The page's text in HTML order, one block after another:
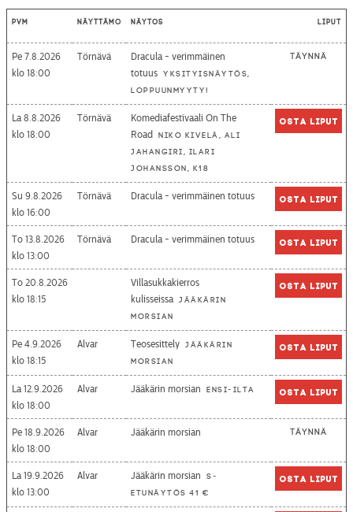
Pvm Näyttämö Näytös Liput
Pe 7.8.2026
18:00
Törnävä
Dracula - verimmäinen
totuus Yksityisnäytös,
loppuunmyyty!
Täynnä
La 8.8.2026
18:00
Törnävä
Komediafestivaali On The
Road
Niko Kivelä, Ali
Jahangiri, Ilari
Johansson, K18
Osta liput
Su 9.8.2026
16:00
Törnävä Dracula - verimmäinen totuus Osta liput
To 13.8.2026
13:00
Törnävä Dracula - verimmäinen totuus Osta liput
To 20.8.2026
18:15
Villasukkakierros
kulisseissa Jääkärin
morsian
Osta liput
Pe 4.9.2026
18:15
Alvar Teosesittely Jääkärin
morsian
Osta liput
La 12.9.2026
18:00
Alvar Jääkärin morsian Ensi-ilta Osta liput
Pe 18.9.2026
18:00
Alvar Jääkärin morsian Täynnä
La 19.9.2026
13:00
Alvar Jääkärin morsian
S-
etunäytös 41 €
Osta liput